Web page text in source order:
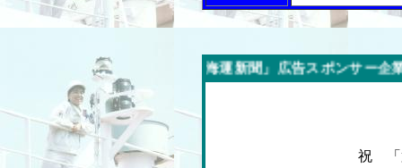
週の「内航海運新聞」広告スポンサー企業
祝 「